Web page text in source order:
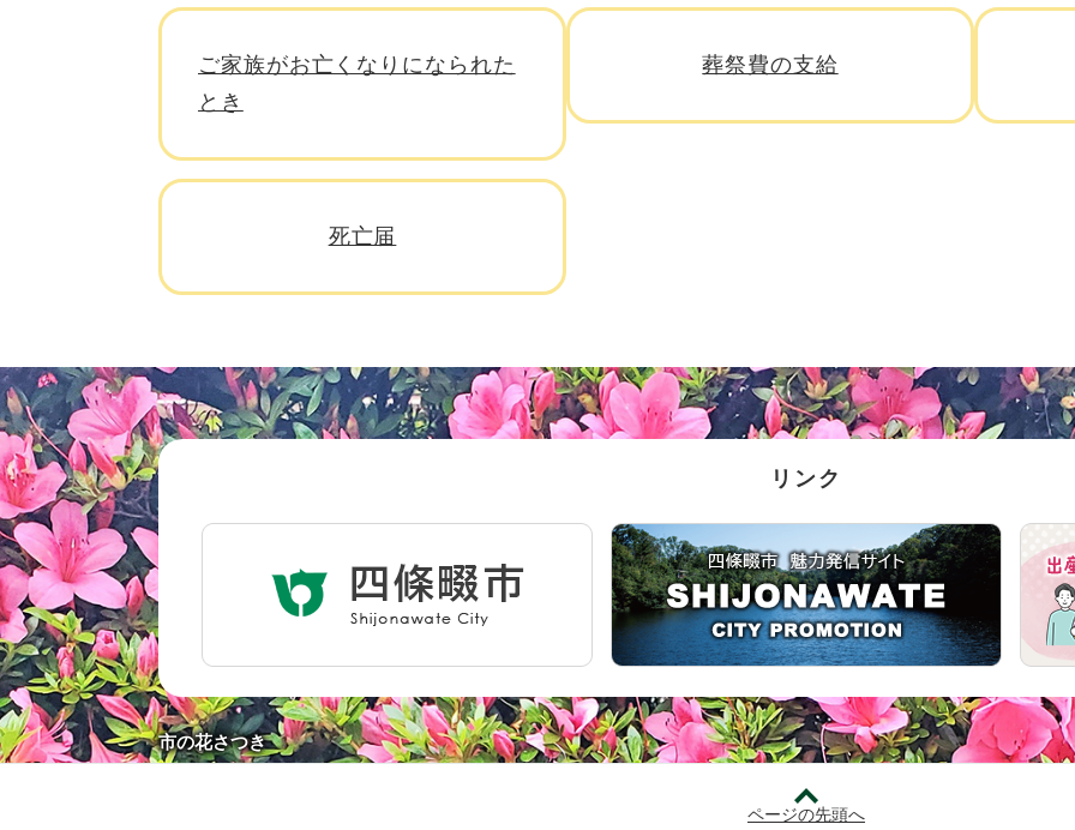
税金
ごみ・リサイクル
住まい
交通
ペット・動物
おくやみ
地域活動・コミュニティ
人権・男女共同参画
消費生活
ご家族がお亡くなりになられた
とき
葬祭費の支給
死亡届
リンク
市の花さつき
ページの先頭へ